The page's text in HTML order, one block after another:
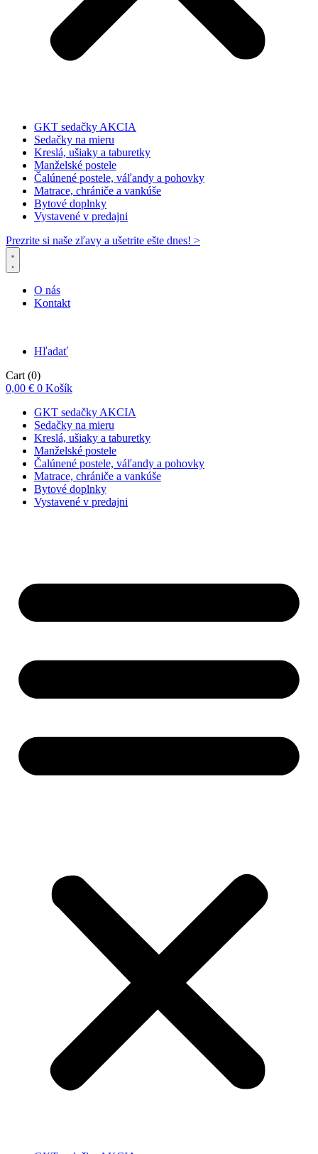
GKT sedačky AKCIA
Sedačky na mieru
Kreslá, ušiaky a taburetky
Manželské postele
Čalúnené postele, váľandy a pohovky
Matrace, chrániče a vankúše
Bytové doplnky
Vystavené v predajni
Prezrite si naše zľavy a ušetrite ešte dnes! >​
O nás
Kontakt
Hľadať
Cart (0)
0,00 € 0 Košík
GKT sedačky AKCIA
Sedačky na mieru
Kreslá, ušiaky a taburetky
Manželské postele
Čalúnené postele, váľandy a pohovky
Matrace, chrániče a vankúše
Bytové doplnky
Vystavené v predajni